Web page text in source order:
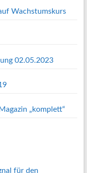
Wachstumskurs
02.05.2023
„komplett“
für den